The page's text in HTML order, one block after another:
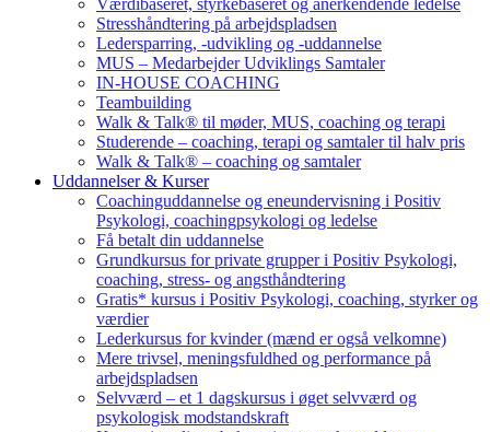
Værdibaseret, styrkebaseret og anerkendende ledelse
Stresshåndtering på arbejdspladsen
Ledersparring, -udvikling og -uddannelse
MUS – Medarbejder Udviklings Samtaler
IN-HOUSE COACHING
Teambuilding
Walk & Talk® til møder, MUS, coaching og terapi
Studerende – coaching, terapi og samtaler til halv pris
Walk & Talk® – coaching og samtaler
Uddannelser & Kurser
Coachinguddannelse og eneundervisning i Positiv
Psykologi, coachingpsykologi og ledelse
Få betalt din uddannelse
Grundkursus for private grupper i Positiv Psykologi,
coaching, stress- og angsthåndtering
Gratis* kursus i Positiv Psykologi, coaching, styrker og
værdier
Lederkursus for kvinder (mænd er også velkomne)
Mere trivsel, meningsfuldhed og performance på
arbejdspladsen
Selvværd – et 1 dagskursus i øget selvværd og
psykologisk modstandskraft